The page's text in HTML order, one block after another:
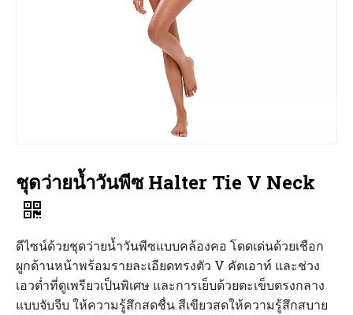
ชุดว่ายน้ำวันพีซ Halter Tie V Neck
ดีไซน์ด้วยชุดว่ายน้ำวันพีซแบบคล้องคอ โดดเด่นด้วยเชือก
ผูกด้านหน้าพร้อมรายละเอียดทรงตัว V คัตเอาท์ และช่วง
เอวต่ำที่ดูเพรียวเป็นพิเศษ และการเย็บด้วยตะเข็บตรงกลาง
แบบจับจีบ ให้ความรู้สึกสดชื่น สีเขียวสดให้ความรู้สึกสบาย